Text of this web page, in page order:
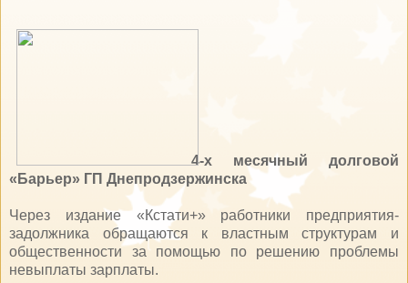
4-х месячный долговой
«Барьер» ГП Днепродзержинска
Через издание «Кстати+» работники предприятия-
задолжника обращаются к властным структурам и
общественности за помощью по решению проблемы
невыплаты зарплаты.